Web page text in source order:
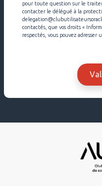
pour toute question sur le
contacter le délégué à la
contactés, que vos droits «
respectés, vous pouvez adresser